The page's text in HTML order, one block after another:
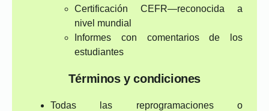
Certificación CEFR—reconocida a
nivel mundial
Informes con comentarios de los
estudiantes
Términos y condiciones
Todas las reprogramaciones o